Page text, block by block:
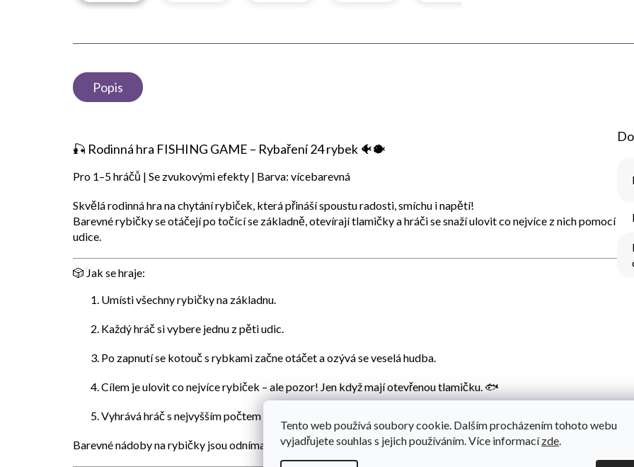
Tento web používá soubory cookie. Dalším procházením tohoto webu
vyjadřujete souhlas s jejich používáním. Více informacízde
Popis
🎣 Rodinná hra FISHING GAME – Rybaření 24 rybek 🐠🐡
Pro 1–5 hráčů | Se zvukovými efekty | Barva: vícebarevná
Skvělárodinná hra na chytání rybiček , která přináší spoustu radosti, smíchu i napětí!
Barevné rybičky se otáčejí po točící se základně, otevírají tlamičky a hráči se snaží ulovit co nejvíce z nich pomocí
udice.
🎲 Jak se hraje:
Umísti všechny rybičky na základnu.
Každý hráč si vybere jednu z pěti udic.
Po zapnutí se kotouč s rybkami začne otáčet a ozývá se veselá hudba.
Cílem jeulovit co nejvíce rybiček – ale pozor! Jen když mají otevřenou tlamičku. 🐟
Vyhrává hráč s nejvyšším počtem úlovků!
Barevné nádoby na rybičky jsouodnímatelné, takže po skončení hry se vše snadno uklidí.